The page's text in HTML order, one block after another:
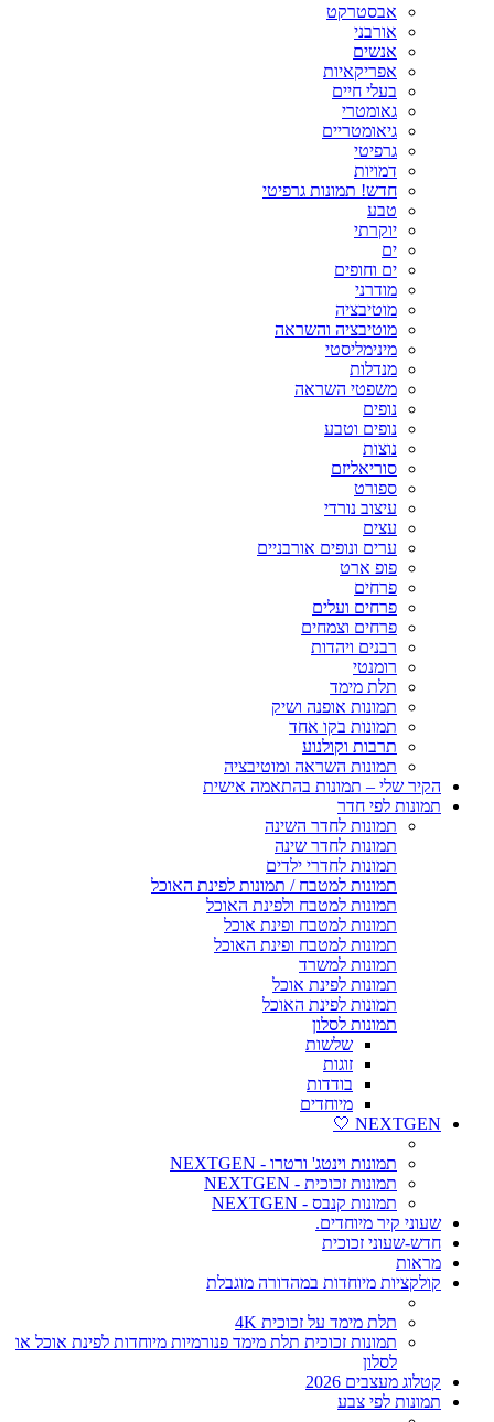
אבסטרקט
אורבני
אנשים
אפריקאיות
בעלי חיים
גאומטרי
גיאומטריים
גרפיטי
דמויות
חדש! תמונות גרפיטי
טבע
יוקרתי
ים
ים וחופים
מודרני
מוטיבציה
מוטיבציה והשראה
מינימליסטי
מנדלות
משפטי השראה
נופים
נופים וטבע
נוצות
סוריאליזם
ספורט
עיצוב נורדי
עצים
ערים ונופים אורבניים
פופ ארט
פרחים
פרחים ועלים
פרחים וצמחים
רבנים ויהדות
רומנטי
תלת מימד
תמונות אופנה ושיק
תמונות בקו אחד
תרבות וקולנוע
תמונות השראה ומוטיבציה
הקיר שלי – תמונות בהתאמה אישית
תמונות לפי חדר
תמונות לחדר השינה
תמונות לחדר שינה
תמונות לחדרי ילדים
תמונות למטבח / תמונות לפינת האוכל
תמונות למטבח ולפינת האוכל
תמונות למטבח ופינת אוכל
תמונות למטבח ופינת האוכל
תמונות למשרד
תמונות לפינת אוכל
תמונות לפינת האוכל
תמונות לסלון
שלשות
זוגות
בודדות
מיוחדים
NEXTGEN 🤍
תמונות וינטג' ורטרו - NEXTGEN
תמונות זכוכית - NEXTGEN
תמונות קנבס - NEXTGEN
שעוני קיר מיוחדים.
חדש-שעוני זכוכית
מראות
קולקציות מיוחדות במהדורה מוגבלת
תלת מימד על זכוכית 4K
תמונות זכוכית תלת מימד פנורמיות מיוחדות לפינת אוכל או
לסלון
קטלוג מעצבים 2026
תמונות לפי צבע